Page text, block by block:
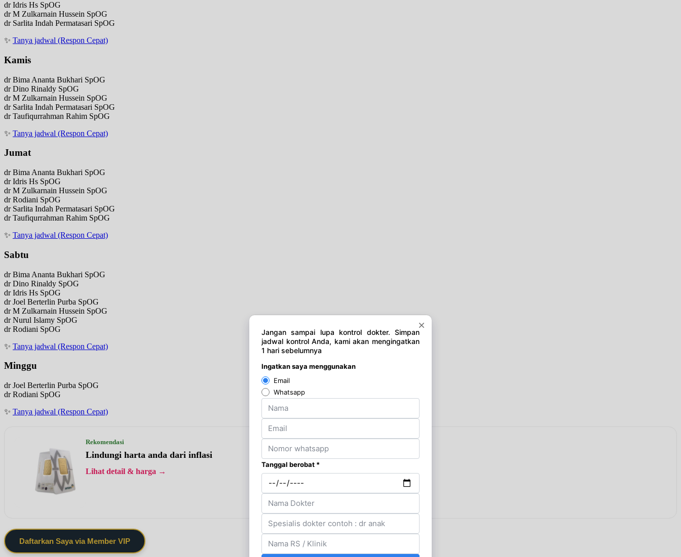
dr Idris Hs SpOG
dr M Zulkarnain Hussein SpOG
dr Sarlita Indah Permatasari SpOG
✨ Tanya jadwal (Respon Cepat)
Kamis
dr Bima Ananta Bukhari SpOG
dr Dino Rinaldy SpOG
dr M Zulkarnain Hussein SpOG
dr Sarlita Indah Permatasari SpOG
dr Taufiqurrahman Rahim SpOG
✨ Tanya jadwal (Respon Cepat)
Jumat
dr Bima Ananta Bukhari SpOG
dr Idris Hs SpOG
dr M Zulkarnain Hussein SpOG
dr Rodiani SpOG
dr Sarlita Indah Permatasari SpOG
dr Taufiqurrahman Rahim SpOG
✨ Tanya jadwal (Respon Cepat)
Sabtu
dr Bima Ananta Bukhari SpOG
dr Dino Rinaldy SpOG
dr Idris Hs SpOG
dr Joel Berterlin Purba SpOG
dr M Zulkarnain Hussein SpOG
dr Nurul Islamy SpOG
dr Rodiani SpOG
✨ Tanya jadwal (Respon Cepat)
Minggu
dr Joel Berterlin Purba SpOG
dr Rodiani SpOG
✨ Tanya jadwal (Respon Cepat)
Rekomendasi
Lindungi harta anda dari inflasi
Lihat detail & harga →
Daftarkan Saya via Member VIP